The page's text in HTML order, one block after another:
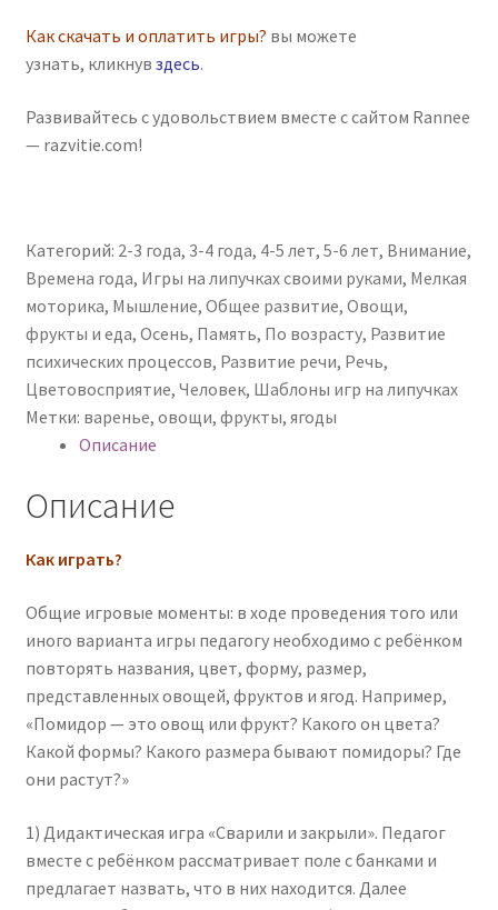
Как скачать и оплатить игры? вы можете
узнать, кликнув здесь.
Развивайтесь с удовольствием вместе с сайтом Rannee
— razvitie.com!
Категорий: 2-3 года, 3-4 года, 4-5 лет, 5-6 лет, Внимание,
Времена года, Игры на липучках своими руками, Мелкая
моторика, Мышление, Общее развитие, Овощи,
фрукты и еда, Осень, Память, По возрасту, Развитие
психических процессов, Развитие речи, Речь,
Цветовосприятие, Человек, Шаблоны игр на липучках
Метки: варенье, овощи, фрукты, ягоды
Описание
Описание
Как играть?
Общие игровые моменты: в ходе проведения того или
иного варианта игры педагогу необходимо с ребёнком
повторять названия, цвет, форму, размер,
представленных овощей, фруктов и ягод. Например,
«Помидор — это овощ или фрукт? Какого он цвета?
Какой формы? Какого размера бывают помидоры? Где
они растут?»
1) Дидактическая игра «Сварили и закрыли». Педагог
вместе с ребёнком рассматривает поле с банками и
предлагает назвать, что в них находится. Далее